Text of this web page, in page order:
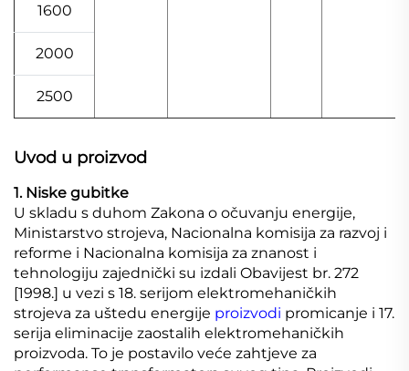
1600
2000
2500
Uvod u proizvod
1. Niske gubitke
U skladu s duhom Zakona o očuvanju energije,
Ministarstvo strojeva, Nacionalna komisija za razvoj i
reforme i Nacionalna komisija za znanost i
tehnologiju zajednički su izdali Obavijest br. 272
[1998.] u vezi s 18. serijom elektromehaničkih
strojeva za uštedu energije proizvodi promicanje i 17.
serija eliminacije zaostalih elektromehaničkih
proizvoda. To je postavilo veće zahtjeve za